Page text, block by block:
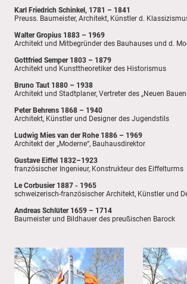
Karl Friedrich Schinkel, 1781 – 1841
Preuss. Baumeister, Architekt, Künstler d.
Walter Gropius 1883 – 1969
Architekt und Mitbegründer des Bauhauses und d.
Gottfried Semper 1803 – 1879
Architekt und Kunsttheoretiker des Historismus
Bruno Taut 1880 – 1938
Architekt und Stadtplaner, Vertreter des „Neuen
Peter Behrens 1868 – 1940
Architekt, Künstler und Designer des Jugendstils
Ludwig Mies van der Rohe 1886 – 1969
Architekt der „Moderne“, Bauhausdirektor
Gustave Eiffel 1832–1923
französischer Ingenieur, Konstrukteur des Eiffelturms
Le Corbusier 1887 - 1965
schweizerisch-französischer Architekt, Künstler und
Andreas Schlüter 1659 – 1714
Baumeister und Bildhauer des preußischen Barock